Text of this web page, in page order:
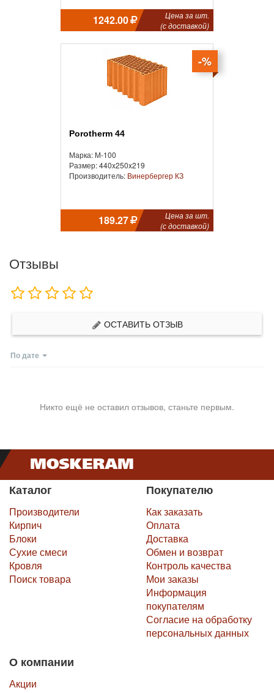
1242.00
Цена за шт.
(с доставкой)
-%
Porotherm 44
Марка: М-100
Размер: 440x250x219
Производитель: Винербергер КЗ
189.27
Цена за шт.
(с доставкой)
Отзывы
ОСТАВИТЬ ОТЗЫВ
По дате
Никто ещё не оставил отзывов, станьте первым.
Каталог
Производители
Кирпич
Блоки
Сухие смеси
Кровля
Поиск товара
Покупателю
Как заказать
Оплата
Доставка
Обмен и возврат
Контроль качества
Мои заказы
Информация
покупателям
Согласие на обработку
персональных данных
О компании
Акции